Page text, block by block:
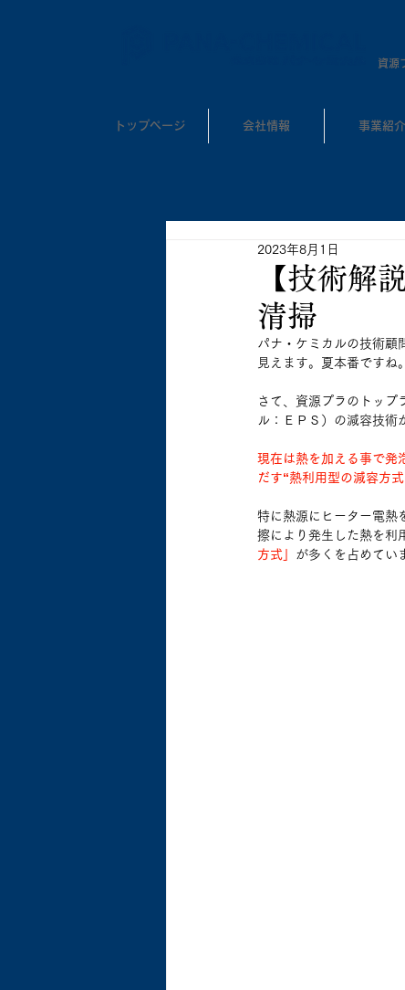
資源
トップページ 会社情報 事業紹介
【技術解
清掃
2023年8月1日
パナ・ケミカルの技術顧
見えます。夏本番ですね。
さて、資源プラのトップ
ル：ＥＰＳ）の減容技術
現在は熱を加える事で発
だす“熱利用型の減容方式
特に熱源にヒーター電熱
擦により発生した熱を利
方式」 が多くを占めてい